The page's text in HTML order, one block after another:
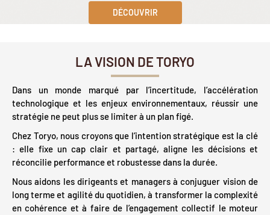
DÉCOUVRIR
LA VISION DE TORYO
Dans un monde marqué par l’incertitude, l’accélération
technologique et les enjeux environnementaux, réussir une
stratégie ne peut plus se limiter à un plan figé.
Chez Toryo, nous croyons que l’intention stratégique est la clé
: elle fixe un cap clair et partagé, aligne les décisions et
réconcilie performance et robustesse dans la durée.
Nous aidons les dirigeants et managers à conjuguer vision de
long terme et agilité du quotidien, à transformer la complexité
en cohérence et à faire de l’engagement collectif le moteur